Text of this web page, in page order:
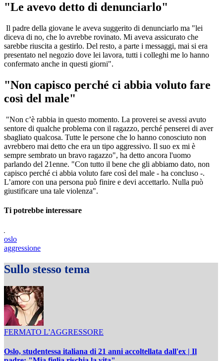
"Le avevo detto di denunciarlo"
Il padre della giovane le aveva suggerito di denunciarlo ma "lei
diceva di no, che lo avrebbe rovinato. Mi aveva assicurato che
sarebbe riuscita a gestirlo. Del resto, a parte i messaggi, mai si era
presentato nel negozio dove lei lavora, tutti i colleghi me lo hanno
confermato anche in questi giorni".
"Non capisco perché ci abbia voluto fare
così del male"
"Non c’è rabbia in questo momento. La proverei se avessi avuto
sentore di qualche problema con il ragazzo, perché penserei di aver
sbagliato qualcosa. Tutte le persone che lo hanno conosciuto non
avrebbero mai detto che era un tipo aggressivo. Il suo ex mi è
sempre sembrato un bravo ragazzo", ha detto ancora l'uomo
parlando del 21enne. "Con tutto il bene che gli abbiamo dato, non
capisco perché ci abbia voluto fare così del male - ha concluso -.
L’amore con una persona può finire e devi accettarlo. Nulla può
giustificare una tale violenza".
Ti potrebbe interessare
oslo
aggressione
Sullo stesso tema
FERMATO L'AGGRESSORE
Oslo, studentessa italiana di 21 anni accoltellata dall'ex | Il